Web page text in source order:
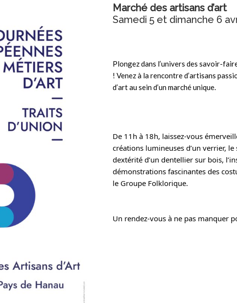
Marché des artisans d’art
Samedi 5 et dimanche 6
Plongez dans l’univers des savoir-
! Venez à la rencontre d’artisans
d’art au sein d’un marché unique.
De 11h à 18h, laissez-vous
créations lumineuses d’un verrier,
dextérité d’un dentellier sur bois,
démonstrations fascinantes des
le Groupe Folklorique.
Un rendez-vous à ne pas manquer